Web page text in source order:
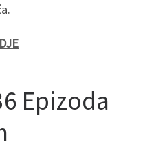
Epizoda